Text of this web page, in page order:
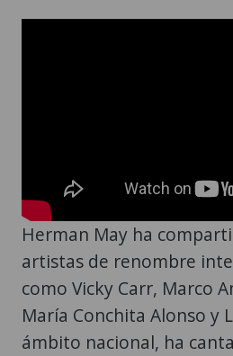
Herman May ha
artistas de renombre
como Vicky Carr, Marco
María Conchita Alonso y
ámbito nacional, ha